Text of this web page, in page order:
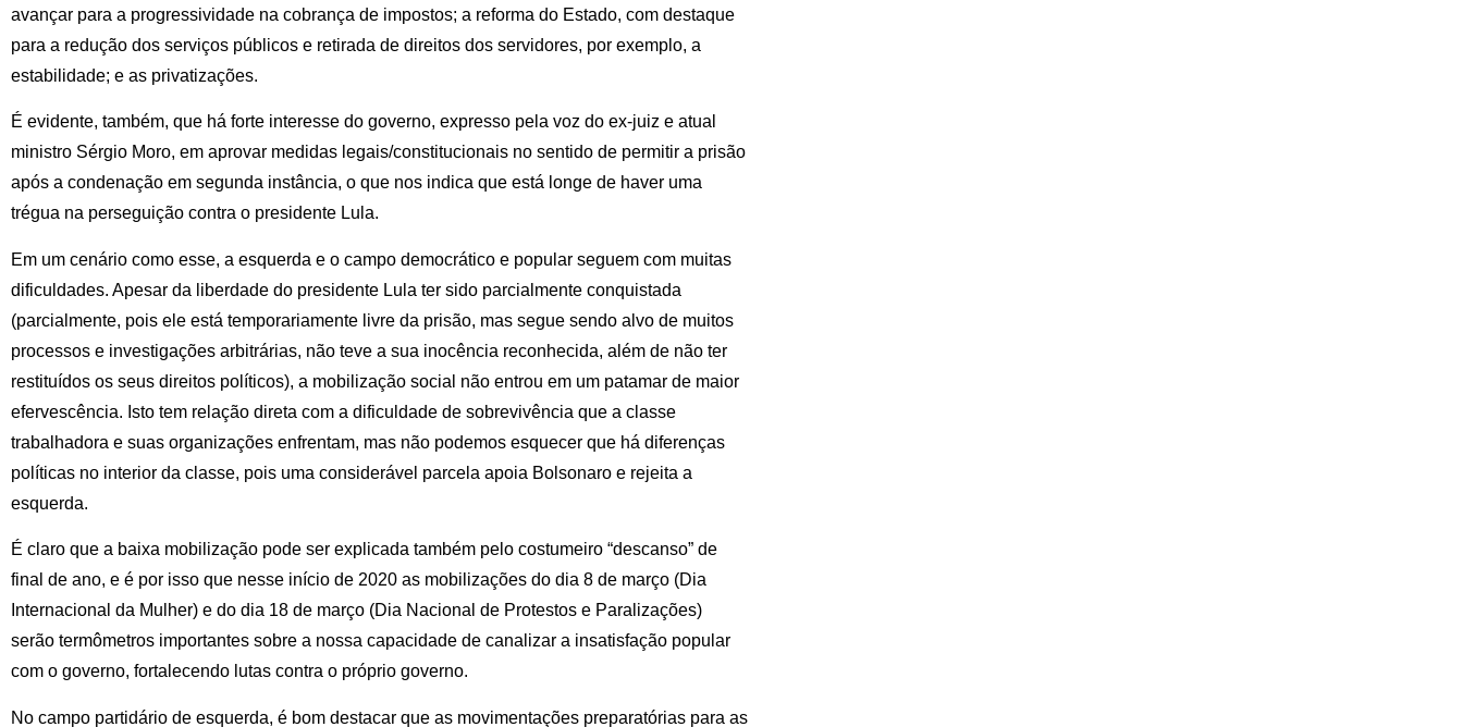
avançar para a progressividade na cobrança de impostos; a reforma do Estado, com destaque
para a redução dos serviços públicos e retirada de direitos dos servidores, por exemplo, a
estabilidade; e as privatizações.
É evidente, também, que há forte interesse do governo, expresso pela voz do ex-juiz e atual
ministro Sérgio Moro, em aprovar medidas legais/constitucionais no sentido de permitir a prisão
após a condenação em segunda instância, o que nos indica que está longe de haver uma
trégua na perseguição contra o presidente Lula.
Em um cenário como esse, a esquerda e o campo democrático e popular seguem com muitas
dificuldades. Apesar da liberdade do presidente Lula ter sido parcialmente conquistada
(parcialmente, pois ele está temporariamente livre da prisão, mas segue sendo alvo de muitos
processos e investigações arbitrárias, não teve a sua inocência reconhecida, além de não ter
restituídos os seus direitos políticos), a mobilização social não entrou em um patamar de maior
efervescência. Isto tem relação direta com a dificuldade de sobrevivência que a classe
trabalhadora e suas organizações enfrentam, mas não podemos esquecer que há diferenças
políticas no interior da classe, pois uma considerável parcela apoia Bolsonaro e rejeita a
esquerda.
É claro que a baixa mobilização pode ser explicada também pelo costumeiro “descanso” de
final de ano, e é por isso que nesse início de 2020 as mobilizações do dia 8 de março (Dia
Internacional da Mulher) e do dia 18 de março (Dia Nacional de Protestos e Paralizações)
serão termômetros importantes sobre a nossa capacidade de canalizar a insatisfação popular
com o governo, fortalecendo lutas contra o próprio governo.
No campo partidário de esquerda, é bom destacar que as movimentações preparatórias para as